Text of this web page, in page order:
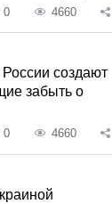
0 4660
создают
забыть о
0 4660